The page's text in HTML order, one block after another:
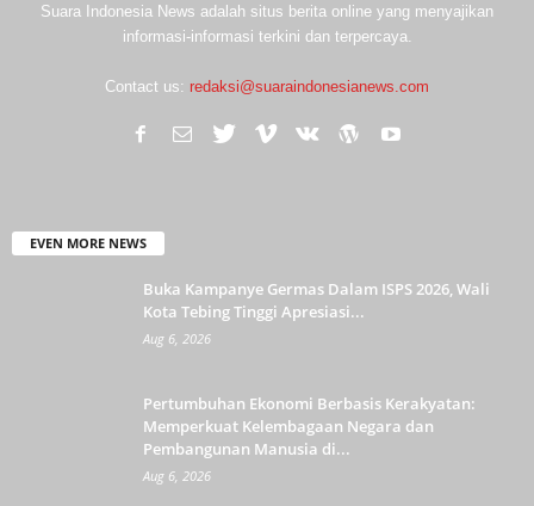
Suara Indonesia News adalah situs berita online yang menyajikan
informasi-informasi terkini dan terpercaya.
Contact us: redaksi@suaraindonesianews.com
EVEN MORE NEWS
Buka Kampanye Germas Dalam ISPS 2026, Wali
Kota Tebing Tinggi Apresiasi...
Aug 6, 2026
Pertumbuhan Ekonomi Berbasis Kerakyatan:
Memperkuat Kelembagaan Negara dan
Pembangunan Manusia di...
Aug 6, 2026